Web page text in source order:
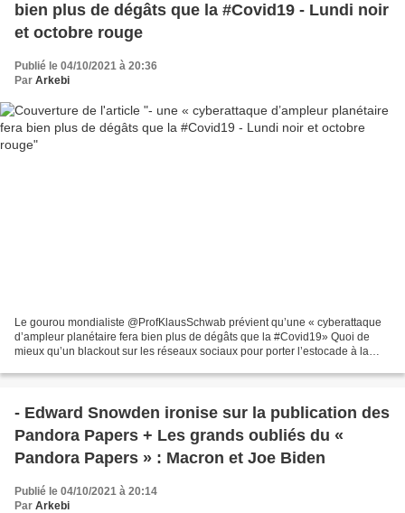
bien plus de dégâts que la #Covid19 - Lundi noir
et octobre rouge
Publié le 04/10/2021 à 20:36
Par Arkebi
Le gourou mondialiste @ProfKlausSchwab prévient qu’une « cyberattaque
d’ampleur planétaire fera bien plus de dégâts que la #Covid19» Quoi de
mieux qu’un blackout sur les réseaux sociaux pour porter l’estocade à la
- Edward Snowden ironise sur la publication des
Pandora Papers + Les grands oubliés du «
Pandora Papers » : Macron et Joe Biden
Publié le 04/10/2021 à 20:14
Par Arkebi